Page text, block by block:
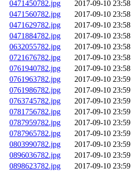
0471450782.jpg
2017-09-10 23:58
0471560782.jpg
2017-09-10 23:58
0471629782.jpg
2017-09-10 23:58
0471884782.jpg
2017-09-10 23:58
0632055782.jpg
2017-09-10 23:58
0721676782.jpg
2017-09-10 23:58
0761940782.jpg
2017-09-10 23:58
0761963782.jpg
2017-09-10 23:59
0761986782.jpg
2017-09-10 23:59
0763745782.jpg
2017-09-10 23:59
0781756782.jpg
2017-09-10 23:59
0787959782.jpg
2017-09-10 23:59
0787965782.jpg
2017-09-10 23:59
0803990782.jpg
2017-09-10 23:59
0896036782.jpg
2017-09-10 23:59
0898623782.jpg
2017-09-10 23:59